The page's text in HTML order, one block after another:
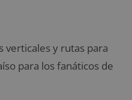
verticales y rutas para
para los fanáticos de